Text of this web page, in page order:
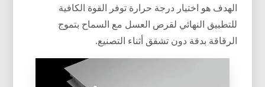
الهدف هو اختيار درجة حرارة توفر القوة الكافية
للتطبيق النهائي لقرص العسل مع السماح بتموج
الرقاقة بدقة دون تشقق أثناء التصنيع.